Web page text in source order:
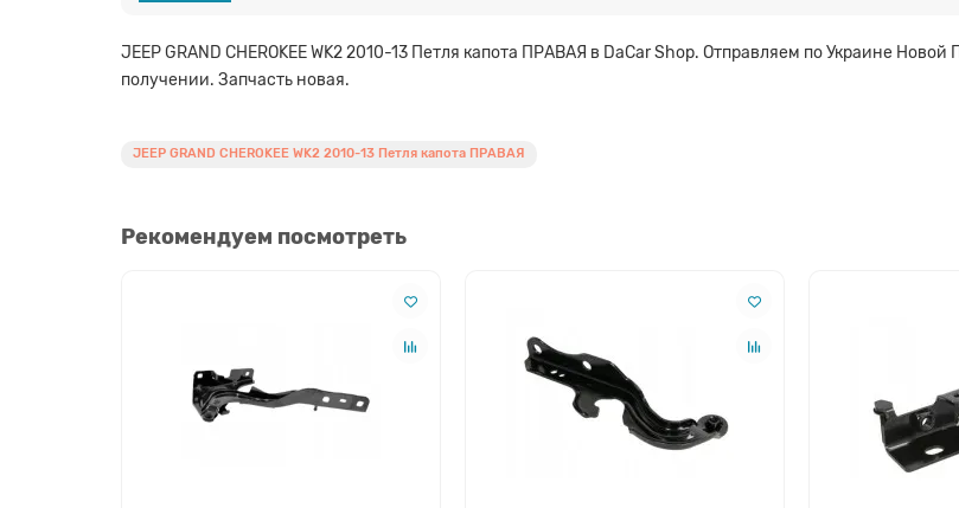
JEEP GRAND CHEROKEE WK2 2010-13 Петля капота ПРАВАЯ в DaCar Shop. Отправляем по Украине
получении. Запчасть новая.
JEEP GRAND CHEROKEE WK2 2010-13 Петля капота ПРАВАЯ
Рекомендуем посмотреть